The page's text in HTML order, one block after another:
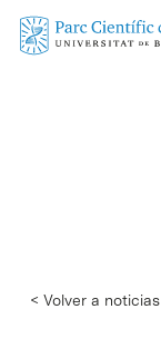
Skip
< Volver a noticias